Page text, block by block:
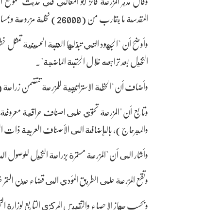
المقدسة ما يقارب من (26000) نخلة مزروعة وبمساحة (700) دونم".
وأوضح أن "الجهود التي تبذلها العتبة الحسينية
النخيل بعد تراجعه خلال الحقبة الماضية".
وأضاف أن "الخطة الاستراتيجية للمزرعة تتضمن زراعة (50) الف نخلة على مساحة تقدر بـ(2000)
وتابع أن "المزرعة تحتوي على اصناف عراقية
والميرحاج)، بالإضافة الى الأصناف العربية ذات
وأشار الى أن "المزرعة مستمرة بزراعة النخيل
وتقع المزرعة على الطريق المؤدي الى قضاء عين